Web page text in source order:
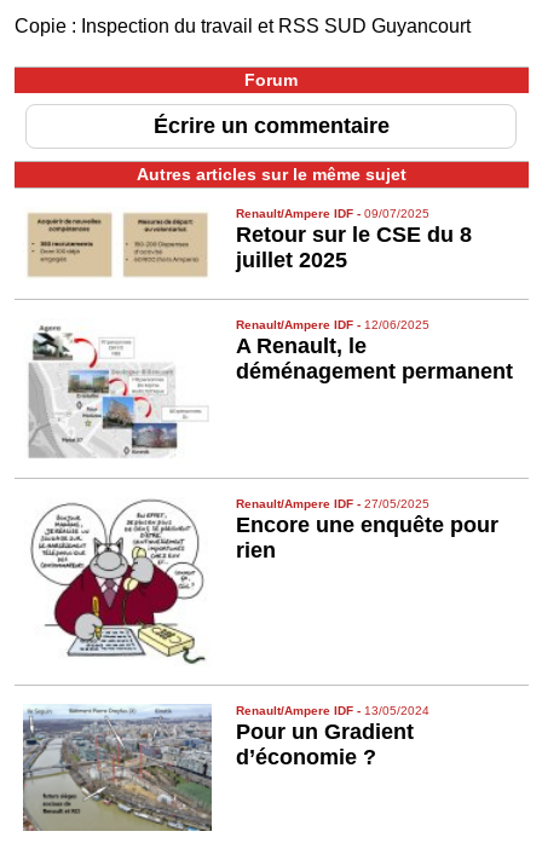
Copie : Inspection du travail et RSS SUD Guyancourt
Forum
Écrire un commentaire
Autres articles sur le même sujet
Renault/Ampere IDF -09/07/2025
Retour sur le CSE du 8
juillet 2025
Renault/Ampere IDF - 12/06/2025
A Renault, le
déménagement permanent
Renault/Ampere IDF -27/05/2025
Encore une enquête pour
rien
Renault/Ampere IDF -13/05/2024
Pour un Gradient
d’économie ?